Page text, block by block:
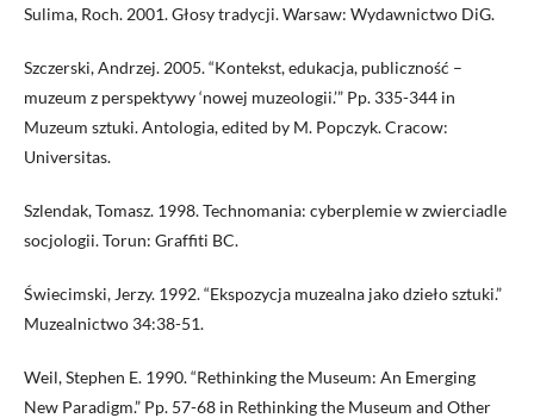
Sulima, Roch. 2001. Głosy tradycji. Warsaw: Wydawnictwo DiG.
Szczerski, Andrzej. 2005. “Kontekst, edukacja, publiczność –
muzeum z perspektywy ‘nowej muzeologii.’” Pp. 335-344 in
Muzeum sztuki. Antologia, edited by M. Popczyk. Cracow:
Universitas.
Szlendak, Tomasz. 1998. Technomania: cyberplemie w zwierciadle
socjologii. Torun: Graffiti BC.
Świecimski, Jerzy. 1992. “Ekspozycja muzealna jako dzieło sztuki.”
Muzealnictwo 34:38-51.
Weil, Stephen E. 1990. “Rethinking the Museum: An Emerging
New Paradigm.” Pp. 57-68 in Rethinking the Museum and Other